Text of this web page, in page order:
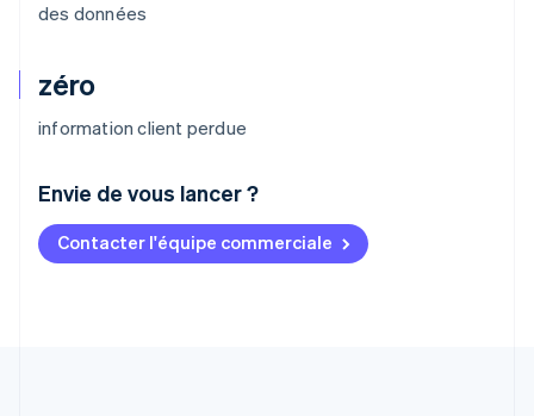
des données
zéro
information client perdue
Envie de vous lancer ?
Contacter l'équipe commerciale
Allemagne